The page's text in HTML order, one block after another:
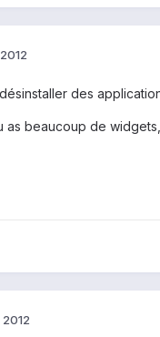
des
as beaucoup de